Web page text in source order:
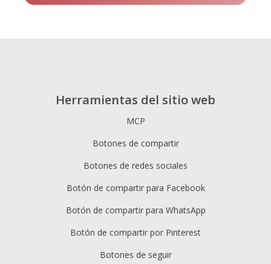
Herramientas del sitio web
MCP
Botones de compartir
Botones de redes sociales
Botón de compartir para Facebook
Botón de compartir para WhatsApp
Botón de compartir por Pinterest
Botones de seguir